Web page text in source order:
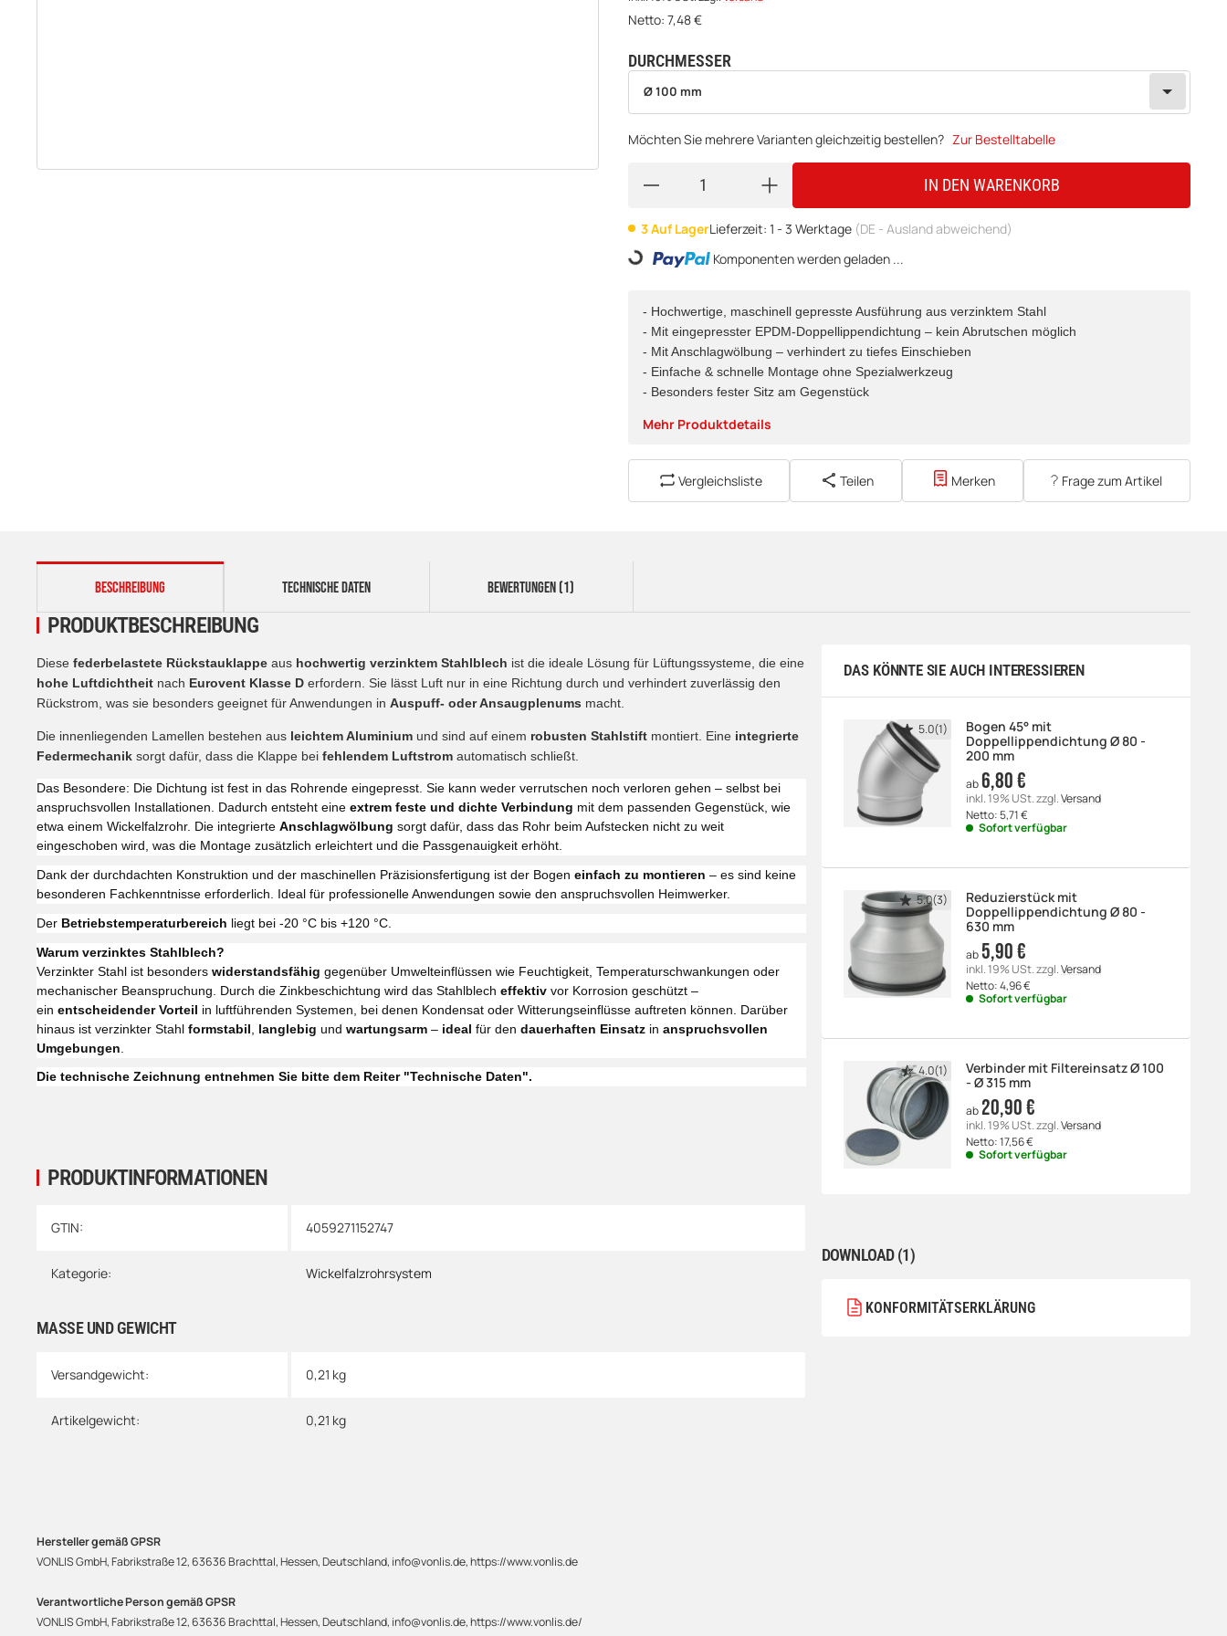
Netto: 7,48€
DURCHMESSER
wählen
Ø 100 mm
Möchten Sie mehrere Varianten gleichzeitig bestellen? Zur Bestelltabelle
IN DEN WARENKORB
3 Auf LagerLieferzeit: 1 - 3 Werktage (DE - Ausland abweichend)
Loading... Komponenten werden geladen ...
- Hochwertige, maschinell gepresste Ausführung aus verzinktem Stahl
- Mit eingepresster EPDM-Doppellippendichtung – kein Abrutschen möglich
- Mit Anschlagwölbung – verhindert zu tiefes Einschieben
- Einfache & schnelle Montage ohne Spezialwerkzeug
- Besonders fester Sitz am Gegenstück
Mehr Produktdetails
Vergleichsliste Teilen Merken Frage zum Artikel
weitere Registerkarten anzeigen
BESCHREIBUNG TECHNISCHE DATEN BEWERTUNGEN (1)
PRODUKTINFORMATIONEN
Produkteigenschaft
Wert
GTIN: 4059271152747
Kategorie: Wickelfalzrohrsystem
MASSE UND GEWICHT
Versandgewicht: 0,21 kg
Artikelgewicht: 0,21 kg
PRODUKTBESCHREIBUNG
Diese federbelastete Rückstauklappe aus hochwertig verzinktem Stahlblech ist die ideale Lösung für Lüftungssysteme, die eine
hohe Luftdichtheit nach Eurovent Klasse D erfordern. Sie lässt Luft nur in eine Richtung durch und verhindert zuverlässig den
Rückstrom, was sie besonders geeignet für Anwendungen in Auspuff- oder Ansaugplenums macht.
Die innenliegenden Lamellen bestehen aus leichtem Aluminium und sind auf einem robusten Stahlstift montiert. Eine integrierte
Federmechanik sorgt dafür, dass die Klappe bei fehlendem Luftstrom automatisch schließt.
Das Besondere: Die Dichtung ist fest in das Rohrende eingepresst. Sie kann weder verrutschen noch verloren gehen – selbst bei
anspruchsvollen Installationen. Dadurch entsteht eine extrem feste und dichte Verbindung mit dem passenden Gegenstück, wie
etwa einem Wickelfalzrohr. Die integrierte Anschlagwölbung sorgt dafür, dass das Rohr beim Aufstecken nicht zu weit
eingeschoben wird, was die Montage zusätzlich erleichtert und die Passgenauigkeit erhöht.
Dank der durchdachten Konstruktion und der maschinellen Präzisionsfertigung ist der Bogen einfach zu montieren – es sind keine
besonderen Fachkenntnisse erforderlich. Ideal für professionelle Anwendungen sowie den anspruchsvollen Heimwerker.
Der Betriebstemperaturbereich liegt bei -20 °C bis +120 °C.
Warum verzinktes Stahlblech?
Verzinkter Stahl ist besonders widerstandsfähig gegenüber Umwelteinflüssen wie Feuchtigkeit, Temperaturschwankungen oder
mechanischer Beanspruchung. Durch die Zinkbeschichtung wird das Stahlblech effektiv vor Korrosion geschützt –
ein entscheidender Vorteil in luftführenden Systemen, bei denen Kondensat oder Witterungseinflüsse auftreten können. Darüber
hinaus ist verzinkter Stahl formstabil langlebig und wartungsarm – ideal für den dauerhaften Einsatz in anspruchsvollen
Umgebungen
Die technische Zeichnung entnehmen Sie bitte dem Reiter "Technische Daten".
DAS KÖNNTE SIE AUCH INTERESSIEREN
5.0(1)
Bogen 45° mit
Doppellippendichtung Ø 80 -
200 mm
ab6,80 €
inkl. 19% USt.zzgl.Versand
Netto:5,71€
Sofort verfügbar
5.0(3)
Reduzierstück mit
Doppellippendichtung Ø 80 -
630 mm
ab 5,90 €
inkl. 19% USt.zzgl.Versand
Netto:4,96€
Sofort verfügbar
4.0(1)
Verbinder mit Filtereinsatz Ø 100
- Ø 315 mm
ab 20,90 €
inkl. 19% USt.zzgl.Versand
Netto:17,56€
Sofort verfügbar
DOWNLOAD (1)
KONFORMITÄTSERKLÄRUNG
Hersteller gemäß GPSR
VONLIS GmbH, Fabrikstraße 12, 63636 Brachttal, Hessen, Deutschland, info@vonlis.de, https://www.vonlis.de
Verantwortliche Person gemäß GPSR
VONLIS GmbH, Fabrikstraße 12, 63636 Brachttal, Hessen, Deutschland, info@vonlis.de, https://www.vonlis.de/